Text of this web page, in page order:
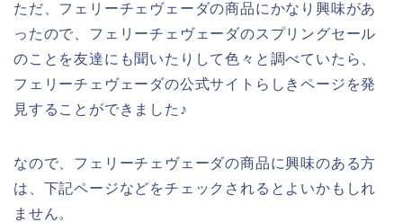
ただ、フェリーチェヴェーダの商品にかなり興味があ
ったので、フェリーチェヴェーダのスプリングセール
のことを友達にも聞いたりして色々と調べていたら、
フェリーチェヴェーダの公式サイトらしきページを発
見することができました♪
なので、フェリーチェヴェーダの商品に興味のある方
は、下記ページなどをチェックされるとよいかもしれ
ません。